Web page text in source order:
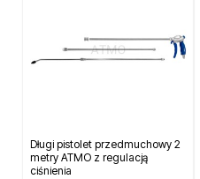
Długi pistolet przedmuchowy 2
metry ATMO z regulacją
ciśnienia